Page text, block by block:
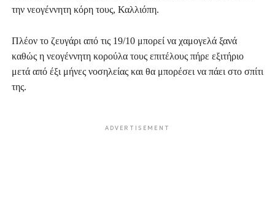
την νεογέννητη κόρη τους, Καλλιόπη.
Πλέον το ζευγάρι από τις 19/10 μπορεί να χαμογελά ξανά
καθώς η νεογέννητη κορούλα τους επιτέλους πήρε εξιτήριο
μετά από έξι μήνες νοσηλείας και θα μπορέσει να πάει στο σπίτι
της.
ADVERTISEMENT